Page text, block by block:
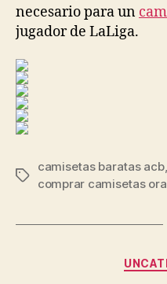
necesario para un
jugador de LaLiga.
Etiquetas
camisetas baratas acb,
comprar camisetas